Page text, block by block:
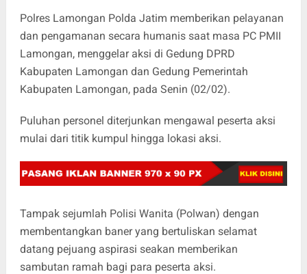
Polres Lamongan Polda Jatim memberikan pelayanan
dan pengamanan secara humanis saat masa PC PMII
Lamongan, menggelar aksi di Gedung DPRD
Kabupaten Lamongan dan Gedung Pemerintah
Kabupaten Lamongan, pada Senin (02/02).
Puluhan personel diterjunkan mengawal peserta aksi
mulai dari titik kumpul hingga lokasi aksi.
Tampak sejumlah Polisi Wanita (Polwan) dengan
membentangkan baner yang bertuliskan selamat
datang pejuang aspirasi seakan memberikan
sambutan ramah bagi para peserta aksi.